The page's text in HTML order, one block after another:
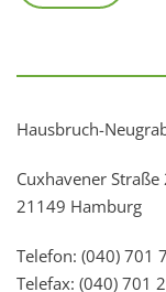
Hausbruch-
Cuxhavener Straße
21149 Hamburg
Telefon: (040) 701
Telefax: (040) 701